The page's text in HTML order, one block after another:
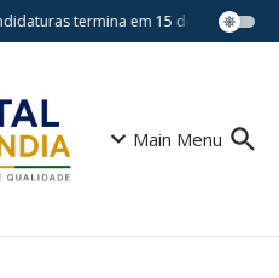
termina em 15 de agosto
Main Menu